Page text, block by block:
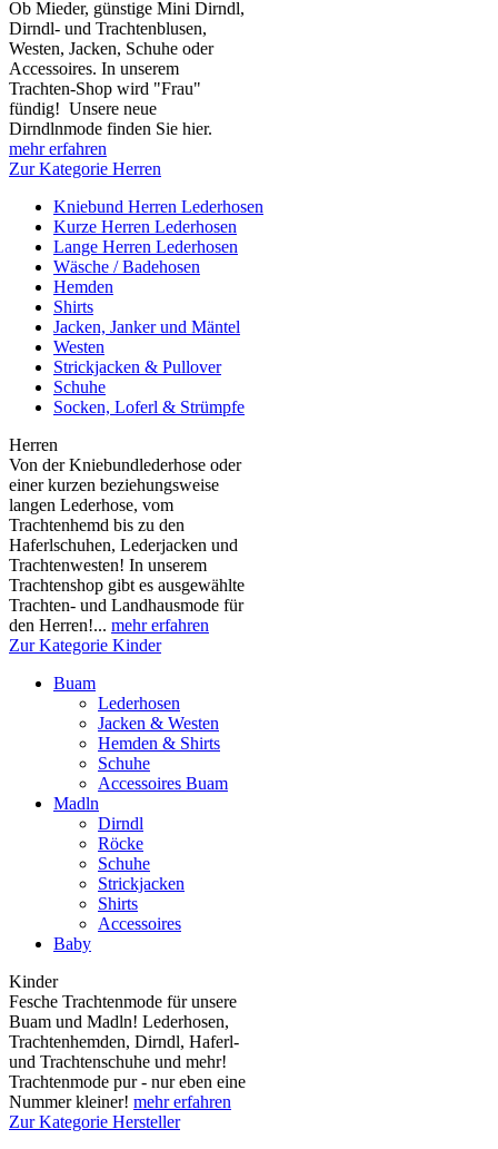
Ob Mieder, günstige Mini Dirndl,
Dirndl- und Trachtenblusen,
Westen, Jacken, Schuhe oder
Accessoires. In unserem
Trachten-Shop wird "Frau"
fündig! Unsere neue
Dirndlnmode finden Sie hier.
mehr erfahren
Zur Kategorie Herren
Kniebund Herren Lederhosen
Kurze Herren Lederhosen
Lange Herren Lederhosen
Wäsche / Badehosen
Hemden
Shirts
Jacken, Janker und Mäntel
Westen
Strickjacken & Pullover
Schuhe
Socken, Loferl & Strümpfe
Herren
Von der Kniebundlederhose oder
einer kurzen beziehungsweise
langen Lederhose, vom
Trachtenhemd bis zu den
Haferlschuhen, Lederjacken und
Trachtenwesten! In unserem
Trachtenshop gibt es ausgewählte
Trachten- und Landhausmode für
den Herren!... mehr erfahren
Zur Kategorie Kinder
Buam
Lederhosen
Jacken & Westen
Hemden & Shirts
Schuhe
Accessoires Buam
Madln
Dirndl
Röcke
Schuhe
Strickjacken
Shirts
Accessoires
Baby
Kinder
Fesche Trachtenmode für unsere
Buam und Madln! Lederhosen,
Trachtenhemden, Dirndl, Haferl-
und Trachtenschuhe und mehr!
Trachtenmode pur - nur eben eine
Nummer kleiner! mehr erfahren
Zur Kategorie Hersteller